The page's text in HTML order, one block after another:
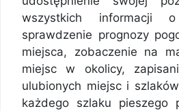
wszystkich informacji
sprawdzenie prognozy
miejsca, zobaczenie na
miejsc w okolicy,
ulubionych miejsc i
każdego szlaku pieszego